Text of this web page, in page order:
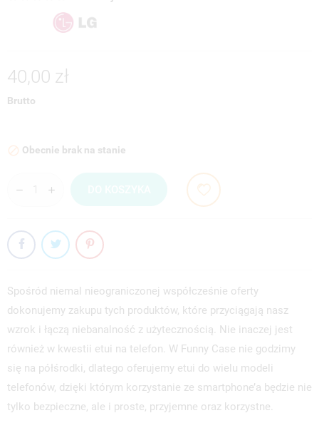
40,00 zł
Brutto
 Obecnie brak na stanie
Spośród niemal nieograniczonej współcześnie oferty
dokonujemy zakupu tych produktów, które przyciągają nasz
wzrok i łączą niebanalność z użytecznością. Nie inaczej jest
również w kwestii etui na telefon. W Funny Case nie godzimy
się na półśrodki, dlatego oferujemy etui do wielu modeli
telefonów, dzięki którym korzystanie ze smartphone’a będzie nie
tylko bezpieczne, ale i proste, przyjemne oraz korzystne.